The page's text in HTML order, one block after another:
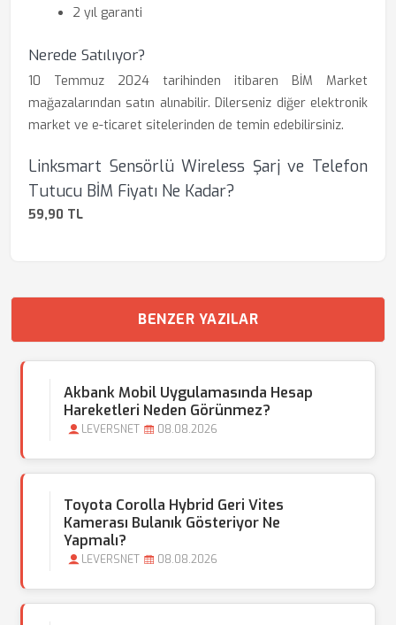
2 yıl garanti
Nerede Satılıyor?
10 Temmuz 2024 tarihinden itibaren BİM Market
mağazalarından satın alınabilir. Dilerseniz diğer elektronik
market ve e-ticaret sitelerinden de temin edebilirsiniz.
Linksmart Sensörlü Wireless Şarj ve Telefon
Tutucu BİM Fiyatı Ne Kadar?
59,90 TL
BENZER YAZILAR
Akbank Mobil Uygulamasında Hesap
Hareketleri Neden Görünmez?
LEVERSNET 08.08.2026
Toyota Corolla Hybrid Geri Vites
Kamerası Bulanık Gösteriyor Ne
Yapmalı?
LEVERSNET 08.08.2026